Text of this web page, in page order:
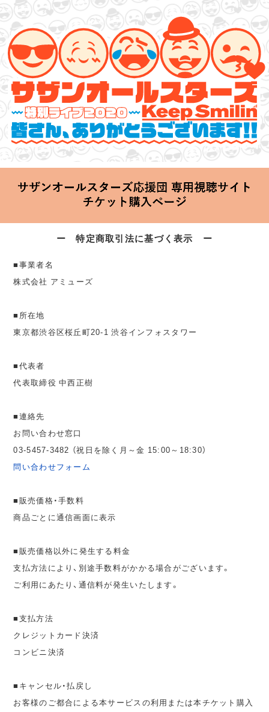
サザンオールスターズ 特別ライブ 2020
2020.06.25 Thu 20:00 Start at 横浜アリーナ
ー 特定商取引法に基づく表示 ー
■事業者名
株式会社 アミューズ
■所在地
東京都渋谷区桜丘町20-1 渋谷インフォスタワー
■代表者
代表取締役 中西正樹
■連絡先
お問い合わせ窓口
03-5457-3482 （祝日を除く月～金 15:00～18:30）
問い合わせフォーム
■販売価格・手数料
商品ごとに通信画面に表示
■販売価格以外に発生する料金
支払方法により、別途手数料がかかる場合がございます。
ご利用にあたり、通信料が発生いたします。
■支払方法
クレジットカード決済
コンビニ決済
■キャンセル・払戻し
お客様のご都合による本サービスの利用または本チケット購入